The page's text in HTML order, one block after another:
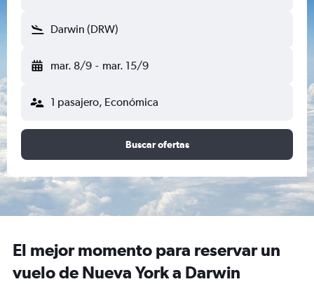
Darwin (DRW)
mar. 8/9 - mar. 15/9
1 pasajero, Económica
Buscar ofertas
El mejor momento para reservar un
vuelo de Nueva York a Darwin